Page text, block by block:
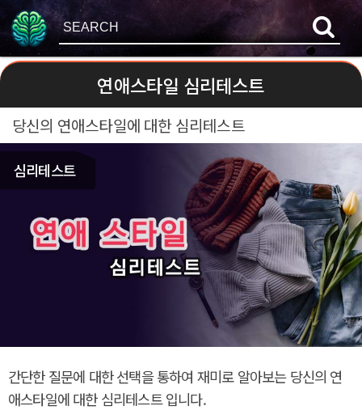
연애스타일 심리테스트
당신의 연애스타일에 대한 심리테스트
심리테스트
간단한 질문에 대한 선택을 통하여 재미로 알아보는 당신의 연
애스타일에 대한 심리테스트 입니다.